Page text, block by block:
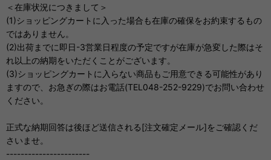
＜在庫状況につきまして＞
(1)ショッピングカートに入った場合も在庫の確保をお約束するもの
ではありません。
(2)出荷までに即日-3営業日程度の予定ですが在庫が急変した際はそ
れ以上の納期をいただくことがございます。
(3)ショッピングカートに入らない商品もご用意できる可能性があり
ますので、お急ぎの際はお電話(TEL048-252-9229)でお問い合わせ
ください。
正式な納期回答は後ほど送信される[注文確定メール]をご確認くだ
さいませ。
-----------------------